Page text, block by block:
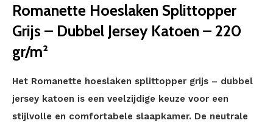
Romanette Hoeslaken Splittopper
Grijs – Dubbel Jersey Katoen – 220
gr/m²
Het Romanette hoeslaken splittopper grijs – dubbel
jersey katoen is een veelzijdige keuze voor een
stijlvolle en comfortabele slaapkamer. De neutrale